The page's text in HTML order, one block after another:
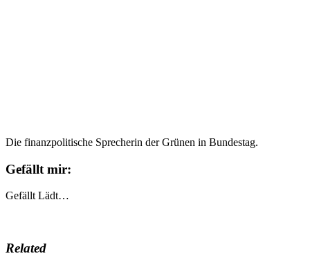
Die finanzpolitische Sprecherin der Grünen in Bundestag.
Gefällt mir:
Gefällt Lädt…
Related